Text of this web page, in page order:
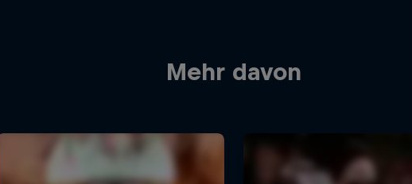
Mehr davon